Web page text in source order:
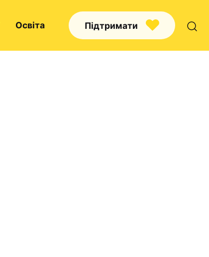
Освіта Підтримати